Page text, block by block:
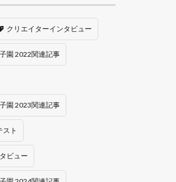
クリエイターインタビュー
園 2022関連記事
園 2023関連記事
スト
ビュー